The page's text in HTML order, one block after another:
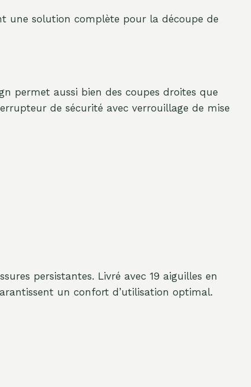
une solution complète pour la découpe de
permet aussi bien des coupes droites que
de sécurité avec verrouillage de mise
persistantes. Livré avec 19 aiguilles en
un confort d’utilisation optimal.